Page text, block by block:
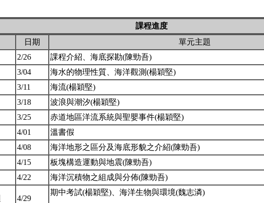
課程進度
日期
單元主題
2/26
課程介紹、海底探勘(陳勁吾)
3/04
海水的物理性質、海洋觀測(楊穎堅)
3/11
海流(楊穎堅)
3/18
波浪與潮汐(楊穎堅)
3/25
赤道地區洋流系統與聖嬰事件(楊穎堅)
4/01
溫書假
4/08
海洋地形之區分及海底形貌之介紹(陳勁吾)
4/15
板塊構造運動與地震(陳勁吾)
4/22 海洋沉積物之組成與分佈(陳勁吾)
4/29
期中考試(楊穎堅)、海洋生物與環境(魏志潾)